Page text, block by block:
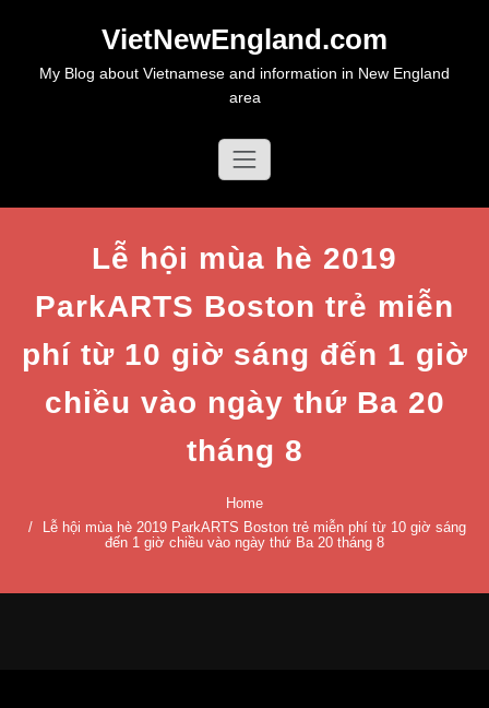
VietNewEngland.com
My Blog about Vietnamese and information in New England
area
Lễ hội mùa hè 2019
ParkARTS Boston trẻ miễn
phí từ 10 giờ sáng đến 1 giờ
chiều vào ngày thứ Ba 20
tháng 8
Home
Lễ hội mùa hè 2019 ParkARTS Boston trẻ miễn phí từ 10 giờ sáng
đến 1 giờ chiều vào ngày thứ Ba 20 tháng 8